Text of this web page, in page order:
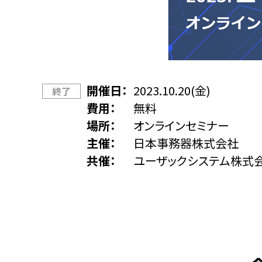
終了 開催日
2023.10.20(金)
費用
無料
場所
オンラインセミナー
主催
日本事務器株式会社
共催
ユーザックシステム株式